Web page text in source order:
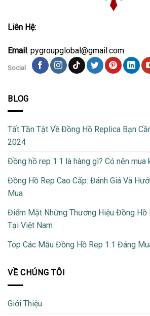
Liên Hệ:
Email: pygroupglobal@gmail.com
Social
BLOG
Tất Tần Tật Về Đồng Hồ Replica Bạn
2024
Đồng hồ rep 1:1 là hàng gì? Có nên mua
Đồng Hồ Rep Cao Cấp: Đánh Giá Và
Mua
Điểm Mặt Những Thương Hiệu Đồng Hồ
Tại Việt Nam
Top Các Mẫu Đồng Hồ Rep 1:1 Đáng
VỀ CHÚNG TÔI
Giới Thiệu